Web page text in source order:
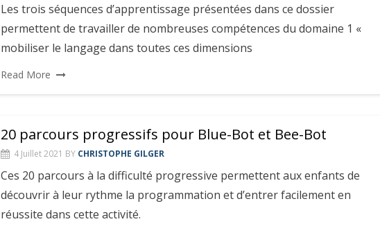
Les trois séquences d’apprentissage présentées dans ce dossier
permettent de travailler de nombreuses compétences du domaine 1 «
mobiliser le langage dans toutes ces dimensions
Read More
20 parcours progressifs pour Blue-Bot et Bee-Bot
4 Juillet 2021 BY CHRISTOPHE GILGER
Ces 20 parcours à la difficulté progressive permettent aux enfants de
découvrir à leur rythme la programmation et d’entrer facilement en
réussite dans cette activité.